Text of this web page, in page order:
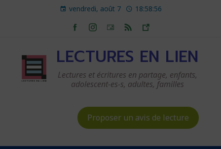
vendredi, août 7 18:58:57
LECTURES EN LIEN
Lectures et écritures en partage, enfants,
adolescent-es-s, adultes, familles
Proposer un avis de lecture